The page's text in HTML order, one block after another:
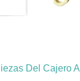
Del Cajero